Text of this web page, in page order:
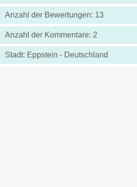
Anzahl der Bewertungen: 13
Anzahl der Kommentare: 2
Stadt: Eppstein - Deutschland